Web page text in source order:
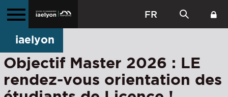
FR
iaelyon
Objectif Master 2026 : LE
rendez-vous orientation des